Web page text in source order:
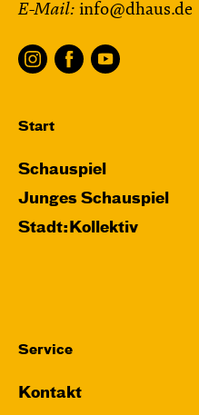
E-Mail: info@dhaus.de
Start
Schauspiel
Junges Schauspiel
Stadt:Kollektiv
Service
Kontakt